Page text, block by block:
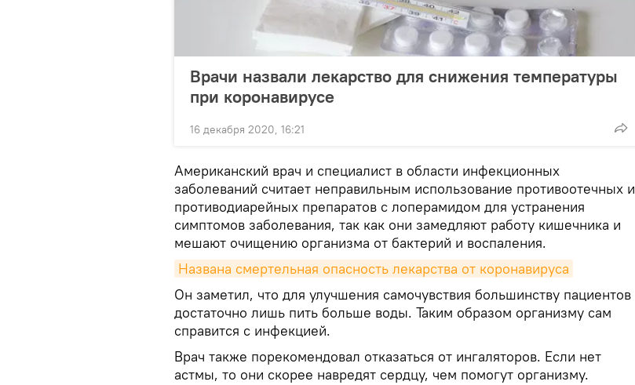
Врачи назвали лекарство для снижения температуры
при коронавирусе
16 декабря 2020, 16:21
Американский врач и специалист в области инфекционных
заболеваний считает неправильным использование противоотечных и
противодиарейных препаратов с лоперамидом для устранения
симптомов заболевания, так как они замедляют работу кишечника и
мешают очищению организма от бактерий и воспаления.
Названа смертельная опасность лекарства от коронавируса
Он заметил, что для улучшения самочувствия большинству пациентов
достаточно лишь пить больше воды. Таким образом организму сам
справится с инфекцией.
Врач также порекомендовал отказаться от ингаляторов. Если нет
астмы, то они скорее навредят сердцу, чем помогут организму.